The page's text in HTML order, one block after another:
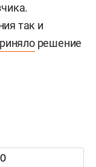
так и
решение
0